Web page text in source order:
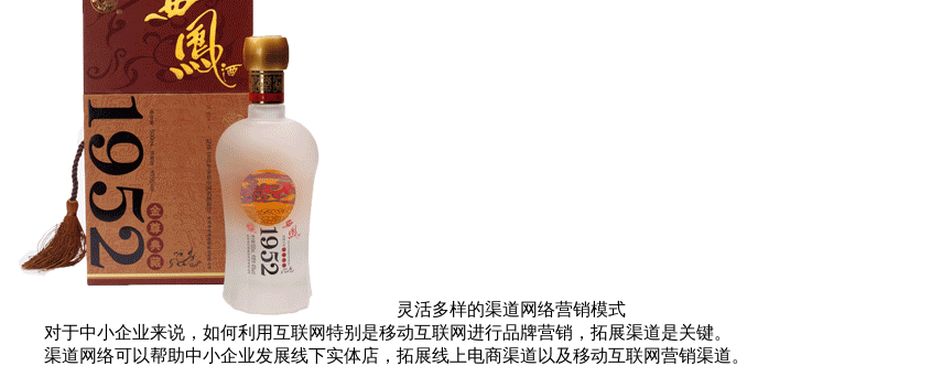
灵活多样的渠道网络营销模式
对于中小企业来说，如何利用互联网特别是移动互联网进行品牌营销，拓展渠道是关键。
渠道网络可以帮助中小企业发展线下实体店，拓展线上电商渠道以及移动互联网营销渠道。